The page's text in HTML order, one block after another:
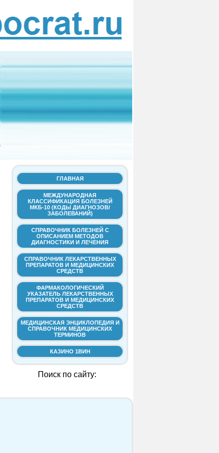
ГЛАВНАЯ
МЕЖДУНАРОДНАЯ
КЛАССИФИКАЦИЯ БОЛЕЗНЕЙ
МКБ-10 (КОДЫ ДИАГНОЗОВ/
ЗАБОЛЕВАНИЙ)
СПРАВОЧНИК БОЛЕЗНЕЙ С
ОПИСАНИЕМ МЕТОДОВ
ДИАГНОСТИКИ И ЛЕЧЕНИЯ
СПРАВОЧНИК ЛЕКАРСТВЕННЫХ
ПРЕПАРАТОВ И МЕДИЦИНСКИХ
СРЕДСТВ
ФАРМАКОЛОГИЧЕСКИЙ
УКАЗАТЕЛЬ ЛЕКАРСТВЕННЫХ
ПРЕПАРАТОВ И МЕДИЦИНСКИХ
СРЕДСТВ
МЕДИЦИНСКАЯ ЭНЦИКЛОПЕДИЯ И
СПРАВОЧНИК МЕДИЦИНСКИХ
ТЕРМИНОВ
КАЗИНО 1ВИН
Поиск по сайту: